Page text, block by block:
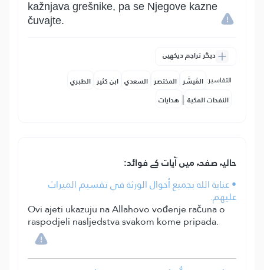
kažnjava grešnike, pa se Njegove kazne
čuvajte.
دیگر تراجم دیکھیں
التفاسير: المُيسَّر المختصر السعدي ابن كثير الطبري
النفحات المكية | هدايات
حالیہ صفحہ میں آیات کے فوائد:
• عناية الله بجميع أحوال الورثة في تقسيم الميراث
عليهم.
Ovi ajeti ukazuju na Allahovo vođenje računa o
raspodjeli nasljedstva svakom kome pripada.